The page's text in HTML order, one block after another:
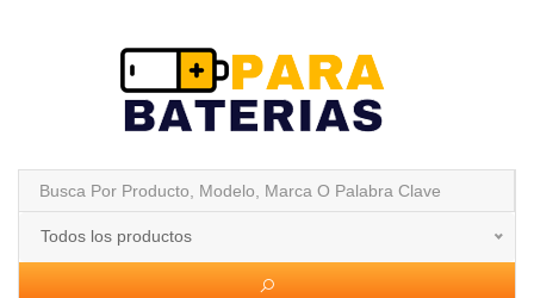
Todos los productos